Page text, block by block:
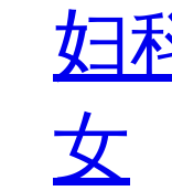
妇
女